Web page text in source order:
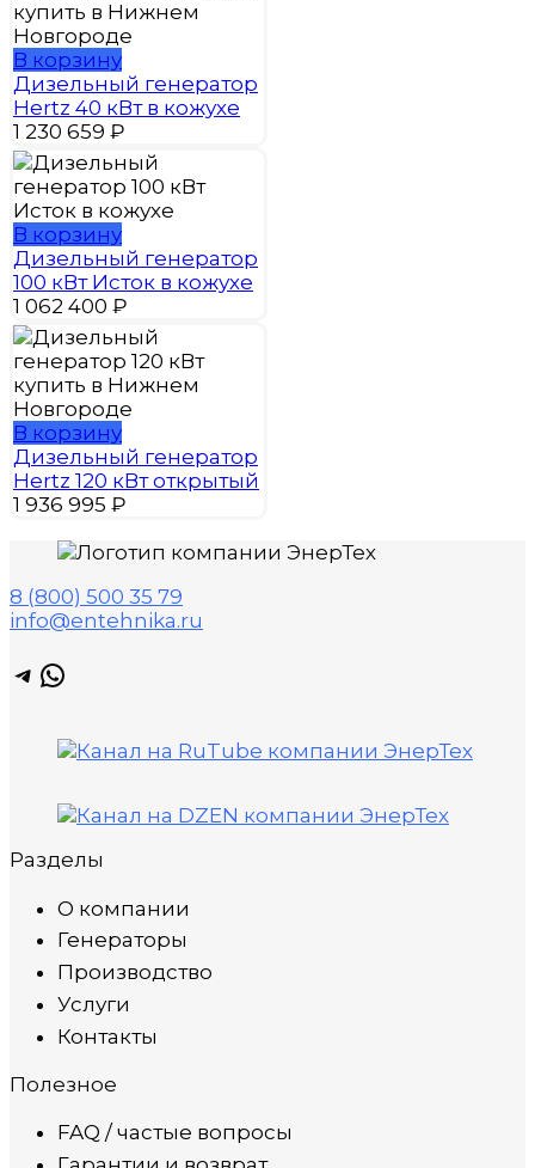
В корзину
Дизельный генератор
Hertz 40 кВт в кожухе
1 230 659 ₽
В корзину
Дизельный генератор
100 кВт Исток в кожухе
1 062 400 ₽
В корзину
Дизельный генератор
Hertz 120 кВт открытый
1 936 995 ₽
8 (800) 500 35 79
info@entehnika.ru
Telegram
WhatsApp
Разделы
О компании
Генераторы
Производство
Услуги
Контакты
Полезное
FAQ / частые вопросы